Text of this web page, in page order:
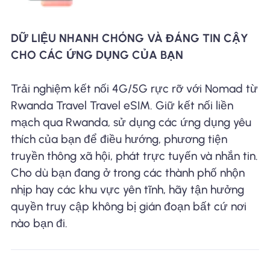
DỮ LIỆU NHANH CHÓNG VÀ ĐÁNG TIN CẬY
CHO CÁC ỨNG DỤNG CỦA BẠN
Trải nghiệm kết nối 4G/5G rực rỡ với Nomad từ
Rwanda Travel Travel eSIM. Giữ kết nối liền
mạch qua Rwanda, sử dụng các ứng dụng yêu
thích của bạn để điều hướng, phương tiện
truyền thông xã hội, phát trực tuyến và nhắn tin.
Cho dù bạn đang ở trong các thành phố nhộn
nhịp hay các khu vực yên tĩnh, hãy tận hưởng
quyền truy cập không bị gián đoạn bất cứ nơi
nào bạn đi.